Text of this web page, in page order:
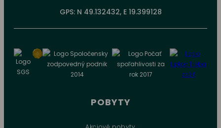
GPS: N 49.132432, E 19.399128
POBYTY